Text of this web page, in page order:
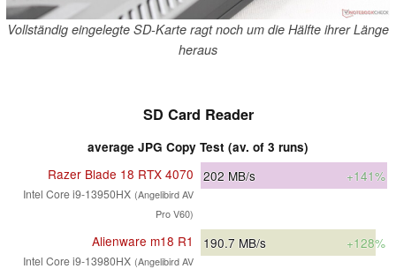
Vollständig eingelegte SD-Karte ragt noch um die Hälfte ihrer Länge
heraus
SD Card Reader
average JPG Copy Test (av. of 3 runs)
Razer Blade 18 RTX 4070
Intel Core i9-13950HX (Angelibird AV
Pro V60)
202 MB/s +141%
Alienware m18 R1
Intel Core i9-13980HX (Angelibird AV
190.7 MB/s +128%